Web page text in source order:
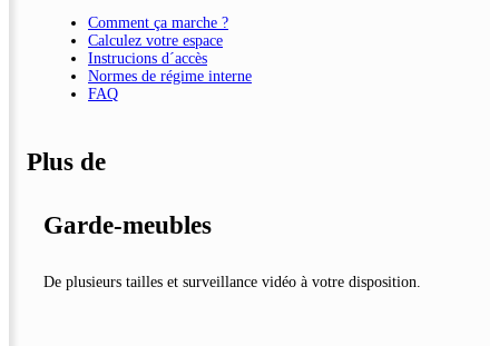
Comment ça marche ?
Calculez votre espace
Instrucions d´accès
Normes de régime interne
FAQ
Plus de
Garde-meubles
De plusieurs tailles et surveillance vidéo à votre disposition.